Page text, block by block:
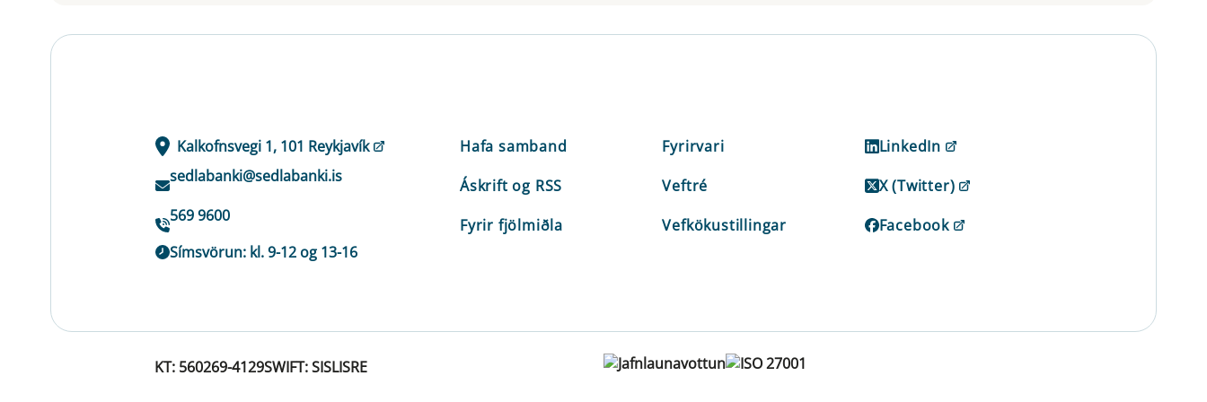
Kalkofnsvegi 1, 101 Reykjavík
sedlabanki@sedlabanki.is
569 9600
Símsvörun: kl. 9-12 og 13-16
Hafa samband
Áskrift og RSS
Fyrir fjölmiðla
Fyrirvari
Veftré
Vefkökustillingar
LinkedIn
X (Twitter)
Facebook
KT: 560269-4129SWIFT: SISLISRE